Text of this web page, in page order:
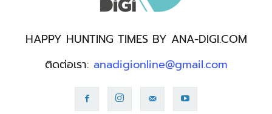
HAPPY HUNTING TIMES BY ANA-DIGI.COM
ติดต่อเรา: anadigionline@gmail.com